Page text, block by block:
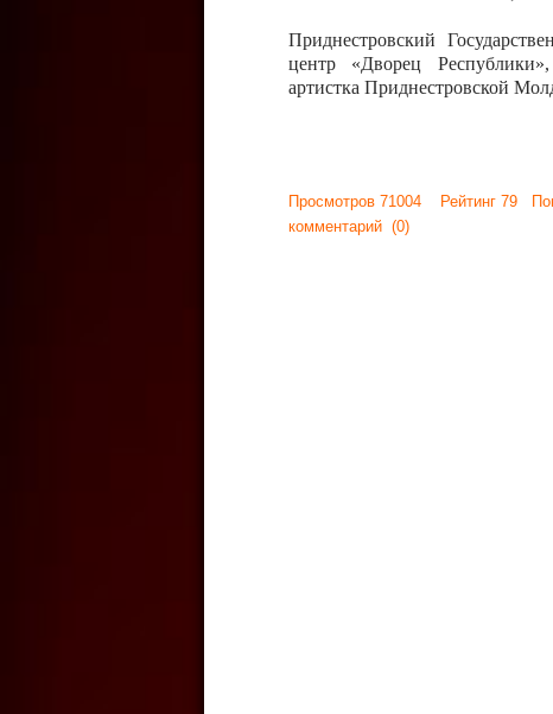
Приднестровский
центр «Дворец
артистка Приднестровской
Просмотров 71004 Рейтинг 79
комментарий (0)